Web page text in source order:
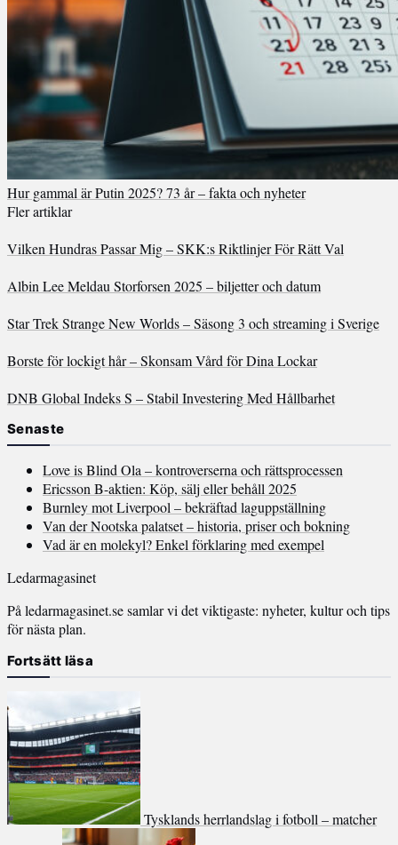
Hur gammal är Putin 2025? 73 år – fakta och nyheter
Fler artiklar
Vilken Hundras Passar Mig – SKK:s Riktlinjer För Rätt Val
Albin Lee Meldau Storforsen 2025 – biljetter och datum
Star Trek Strange New Worlds – Säsong 3 och streaming i Sverige
Borste för lockigt hår – Skonsam Vård för Dina Lockar
DNB Global Indeks S – Stabil Investering Med Hållbarhet
Senaste
Love is Blind Ola – kontroverserna och rättsprocessen
Ericsson B-aktien: Köp, sälj eller behåll 2025
Burnley mot Liverpool – bekräftad laguppställning
Van der Nootska palatset – historia, priser och bokning
Vad är en molekyl? Enkel förklaring med exempel
Ledarmagasinet
På ledarmagasinet.se samlar vi det viktigaste: nyheter, kultur och tips
för nästa plan.
Fortsätt läsa
Tysklands herrlandslag i fotboll – matcher